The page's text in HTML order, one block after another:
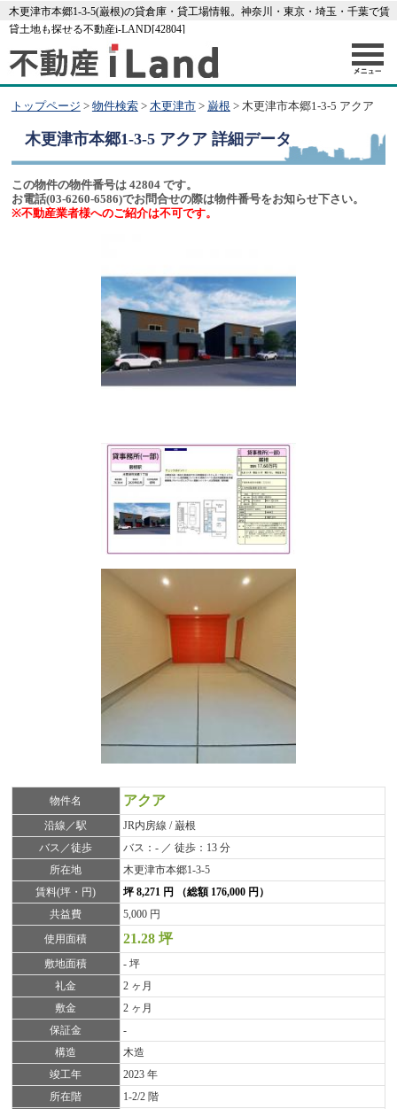
木更津市本郷1-3-5(巌根)の貸倉庫・貸工場情報。神奈川・東京・埼玉・千葉で賃
貸土地も探せる不動産i-LAND[42804]
トップページ > 物件検索> 木更津市> 巌根 > 木更津市本郷1-3-5 アクア
木更津市本郷1-3-5 アクア詳細データ
この物件の物件番号は 42804 です。
お電話(03-6260-6586)でお問合せの際は物件番号をお知らせ下さい。
※不動産業者様へのご紹介は不可です。
物件名 アクア
沿線／駅
JR内房線 / 巌根
バス／徒歩
バス：- ／ 徒歩：13 分
所在地
木更津市本郷1-3-5
賃料(坪・円)
坪 8,271 円 （総額 176,000 円）
共益費
5,000 円
使用面積
21.28 坪
敷地面積
- 坪
礼金
2 ヶ月
敷金
2 ヶ月
保証金
-
構造
木造
竣工年
2023 年
所在階
1-2/2 階